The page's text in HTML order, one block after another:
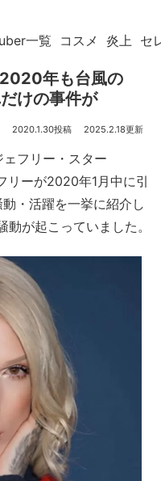
一覧 コスメ 炎上 セ
年も台風の
けの事件が
2020.1.30 2025.2.18
フリー・スター
ーが2020年1月中に引
・活躍を一挙に紹介し
が起こっていました。